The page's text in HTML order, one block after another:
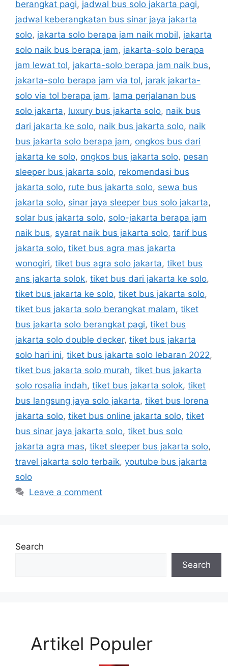
berangkat pagi, jadwal bus solo jakarta pagi,
jadwal keberangkatan bus sinar jaya jakarta
solo, jakarta solo berapa jam naik mobil, jakarta
solo naik bus berapa jam, jakarta-solo berapa
jam lewat tol, jakarta-solo berapa jam naik bus,
jakarta-solo berapa jam via tol, jarak jakarta-
solo via tol berapa jam, lama perjalanan bus
solo jakarta, luxury bus jakarta solo, naik bus
dari jakarta ke solo, naik bus jakarta solo, naik
bus jakarta solo berapa jam, ongkos bus dari
jakarta ke solo, ongkos bus jakarta solo, pesan
sleeper bus jakarta solo, rekomendasi bus
jakarta solo, rute bus jakarta solo, sewa bus
jakarta solo, sinar jaya sleeper bus solo jakarta,
solar bus jakarta solo, solo-jakarta berapa jam
naik bus, syarat naik bus jakarta solo, tarif bus
jakarta solo, tiket bus agra mas jakarta
wonogiri, tiket bus agra solo jakarta, tiket bus
ans jakarta solok, tiket bus dari jakarta ke solo,
tiket bus jakarta ke solo, tiket bus jakarta solo,
tiket bus jakarta solo berangkat malam, tiket
bus jakarta solo berangkat pagi, tiket bus
jakarta solo double decker, tiket bus jakarta
solo hari ini, tiket bus jakarta solo lebaran 2022,
tiket bus jakarta solo murah, tiket bus jakarta
solo rosalia indah, tiket bus jakarta solok, tiket
bus langsung jaya solo jakarta, tiket bus lorena
jakarta solo, tiket bus online jakarta solo, tiket
bus sinar jaya jakarta solo, tiket bus solo
jakarta agra mas, tiket sleeper bus jakarta solo,
travel jakarta solo terbaik, youtube bus jakarta
solo
Leave a comment
Search
Search
Artikel Populer